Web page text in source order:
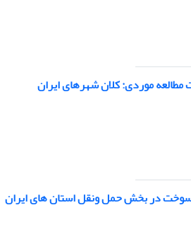
موردی: کلان شهرهای ایران